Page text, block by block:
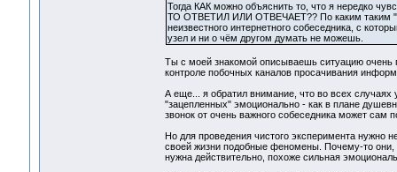
Тогда КАК можно объяснить то, что я нередко
ТО ОТВЕТИЛ ИЛИ ОТВЕЧАЕТ?? По каким таким
неизвестного интернетного собеседника, с
узел и ни о чём другом думать не можешь.
Ты с моей знакомой описываешь ситуацию очень
контроле побочных каналов просачивания
А еще... я обратил внимание, что во всех случаях
"зацепленных" эмоционально - как в плане
звонок от очень важного собеседника может
Но для проведения чистого эксперимента нужно
своей жизни подобные феномены. Почему-то они,
нужна действительно, похоже сильная